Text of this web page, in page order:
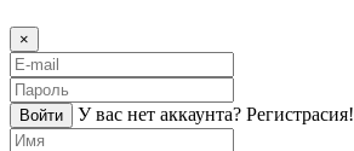
×
Войти У вас нет аккаунта? Регистраcия!